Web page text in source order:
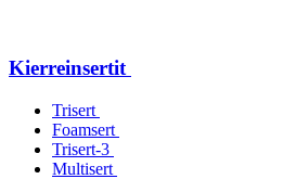
Kierreinsertit
Trisert
Foamsert
Trisert-3
Multisert